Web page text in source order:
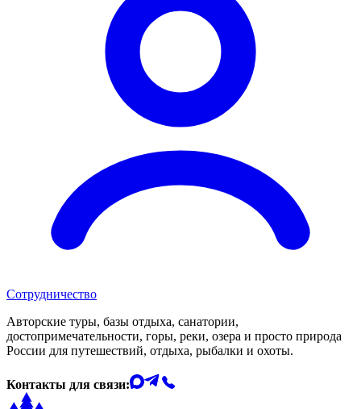
Сотрудничество
Авторские туры, базы отдыха, санатории,
достопримечательности, горы, реки, озера и просто природа
России для путешествий, отдыха, рыбалки и охоты.
Контакты для связи: